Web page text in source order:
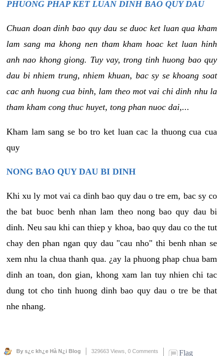
PHUONG PHAP KET LUAN DINH BAO QUY DAU
Chuan doan dinh bao quy dau se duoc ket luan qua kham
lam sang ma khong nen tham kham hoac ket luan hinh
anh nao khong giong. Tuy vay, trong tinh huong bao quy
dau bi nhiem trung, nhiem khuan, bac sy se khoang soat
cac anh huong cua binh, lam theo mot vai chi dinh nhu la
tham kham cong thuc huyet, tong phan nuoc dai,...
Kham lam sang se bo tro ket luan cac la thuong cua cua
quy
NONG BAO QUY DAU BI DINH
Khi xu ly mot vai ca dinh bao quy dau o tre em, bac sy co
the bat buoc benh nhan lam theo nong bao quy dau bi
dinh. Neu sau khi can thiep y khoa, bao quy dau co the tut
chay den phan ngan quy dau "cau nho" thi benh nhan se
xem nhu la chua thanh qua. ¿ay la phuong phap chua bam
dinh an toan, don gian, khong xam lan tuy nhien chi tac
dung tot cho tinh huong dinh bao quy dau o tre be that
nhe nhang.
By s¿c kh¿e Hà N¿i Blog 329663 Views, 0 Comments Flag